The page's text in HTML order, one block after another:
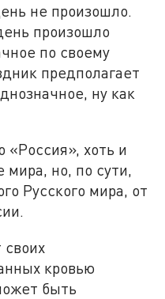
не произошло.
произошло
по своему
предполагает
ну как
«Россия», хоть и
мира, но, по сути,
Русского мира, от
кровью
быть